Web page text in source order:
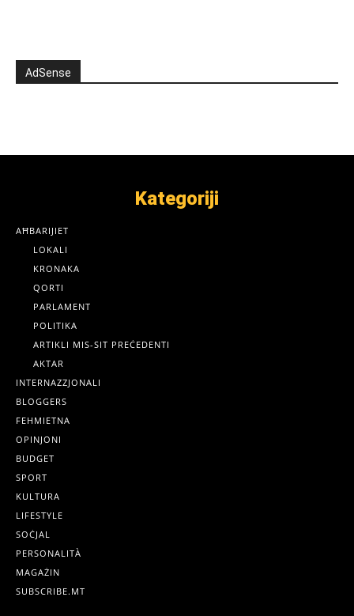
AdSense
Kategoriji
AĦBARIJIET
LOKALI
KRONAKA
QORTI
PARLAMENT
POLITIKA
ARTIKLI MIS-SIT PREĊEDENTI
AKTAR
INTERNAZZJONALI
BLOGGERS
FEHMIETNA
OPINJONI
BUDGET
SPORT
KULTURA
LIFESTYLE
SOĊJAL
PERSONALITÀ
MAGAŻIN
SUBSCRIBE.MT